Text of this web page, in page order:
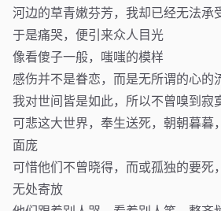
河边的草青嫩芬芳，我却已经无法承
于是痛哭，便引来众人目光
像看傻子一般，嗤嗤的模样
感伤并不是眷恋，而是无所谓的心的
我对世间皆是如此，所以不曾嗅到寂
可悲这大世界，奉生送死，朝朝暮暮
面庞
可惜他们不曾晓得，而或孤独的要死
无处寄放